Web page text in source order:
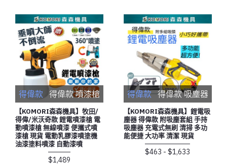
得偉款 得偉款 噴漆槍
【KOMORI森森機具】牧田/
得偉/米沃奇款 鋰電噴漆槍 電
動噴漆槍 無線噴漆 便攜式噴
漆槍 現貨 電動乳膠漆噴塗機
油漆塗料噴漆 自動漆噴
$1,489
得偉款 得偉款 吸塵器
【KOMORI森森機具】鋰電吸
塵器 得偉款 附吸塵套組 手持
吸塵器 充電式無刷 清掃 多功
能便捷 大功率 清潔 現貨
$463 - $1,633